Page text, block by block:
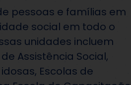
pessoas e famílias em
social em todo o
unidades incluem
Assistência Social,
Escolas de